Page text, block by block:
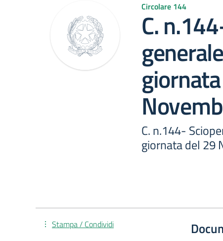
Circolare 144
C.
C. n.144-
giornata del 29
Stampa / Condividi